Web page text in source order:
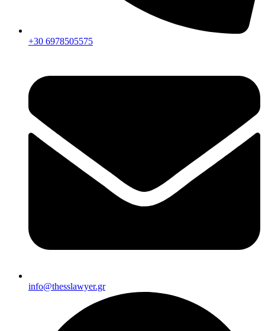
+30 6978505575
info@thesslawyer.gr